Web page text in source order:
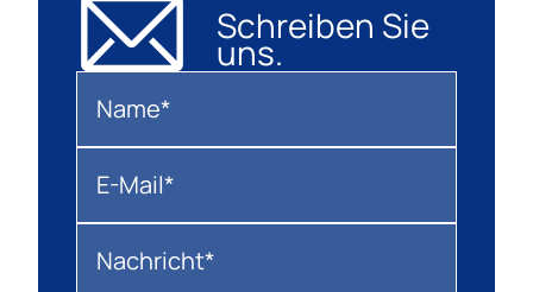
Schreiben Sie
uns.